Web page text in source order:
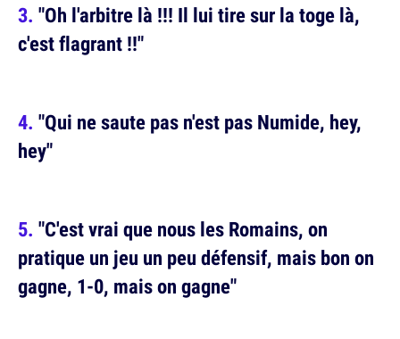
"Oh l'arbitre là !!! Il lui tire sur la toge là,
c'est flagrant !!"
"Qui ne saute pas n'est pas Numide, hey,
hey"
"C'est vrai que nous les Romains, on
pratique un jeu un peu défensif, mais bon on
gagne, 1-0, mais on gagne"